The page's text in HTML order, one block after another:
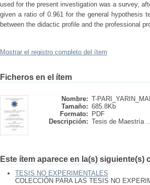
used for the present investigation was a survey,
given a ratio of 0.961 for the general hypothesis
between the didactic profile and the professional
Mostrar el registro completo del ítem
Ficheros en el ítem
Nombre: T-
Tamaño: 685.8Kb
Formato:
PDF
Descripción: Tesis de Maestría
Este ítem aparece en la(s) siguiente(s)
TESIS NO EXPERIMENTALES
COLECCIÓN PARA LAS TESIS NO